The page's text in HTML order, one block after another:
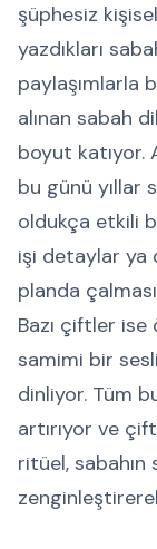
şüphesiz
yazdıkları
paylaşımlarla
alınan sabah
boyut katıyor.
bu günü yıllar
oldukça etkili
işi detaylar ya
planda
Bazı çiftler
samimi bir
dinliyor. Tüm
artırıyor ve
ritüel,